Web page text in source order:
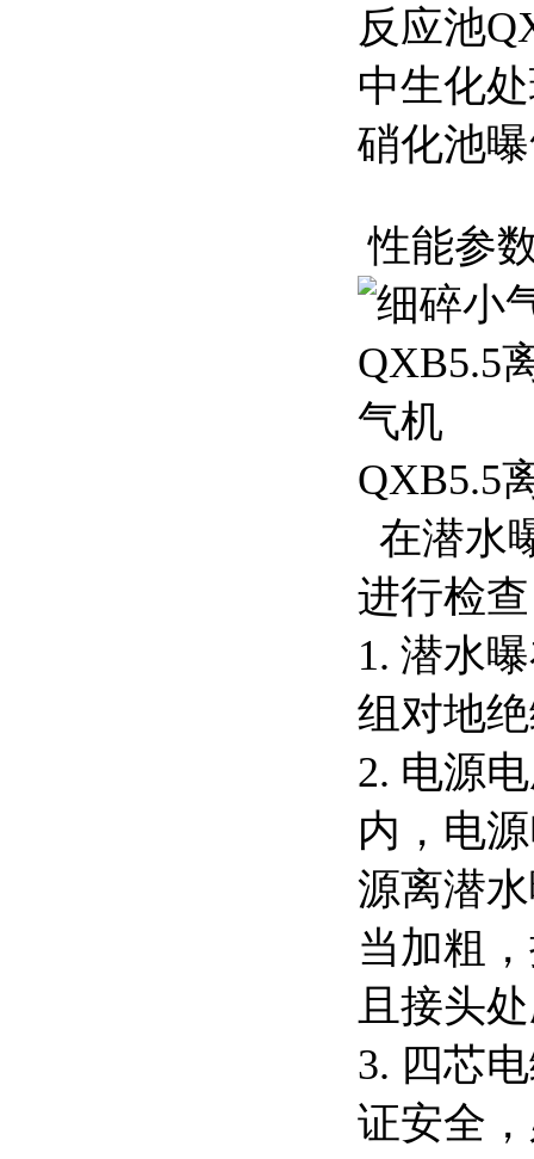
反应池
中生化
硝化池
性能参
QXB5.5
在潜水
进行检
1. 潜水
组对地
2. 电源
内，电
源离潜
当加粗
且接头
3. 四芯
证安全